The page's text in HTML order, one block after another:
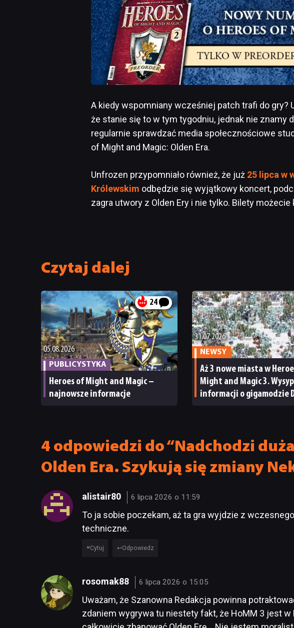
A kiedy wspomniany wcześniej patch trafi do gry?
że stanie się to w tym tygodniu, jednak nie znamy
regularnie sprawdzać media społecznościowe
of Might and Magic: Olden Era.
Unfrozen przypomniało również, że już 25 lipca w
Królewskim odbędzie się wyjątkowy koncert,
zagra utwory z Olden Ery i nie tylko. Bilety możecie
Czytaj dalej
24
05.08.2026
PUBLICYSTYKA
Heroes of Might and Magic –
najnowsze informacje
31.07.2026
NEWSY
Aż 3 nowe miasta w
Might and Magic 3. Wysyp
informacji o gigamodzie
4 odpowiedzi do “Nadchodzi
Olden Era. Szykują się zmiany
alistair80 6 lipca 2026 o 11:59
To ja sobie poczekam, aż ta gra wyjdzie z
techniczne.
Cytuj Odpowiedz
rosomak88 6 lipca 2026 o 15:05
Uważam, że Szanowna Redakcja powinna
zdaniem wygrywa tu niestety fakt, że HoMM 3 jest